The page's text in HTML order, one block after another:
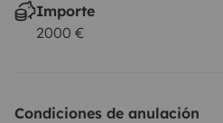
Importe
2000 €
Condiciones de anulación